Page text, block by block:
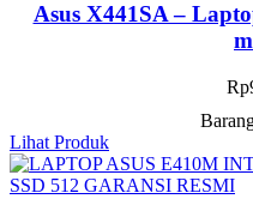
Asus X441SA –
Rp
Lihat Produk